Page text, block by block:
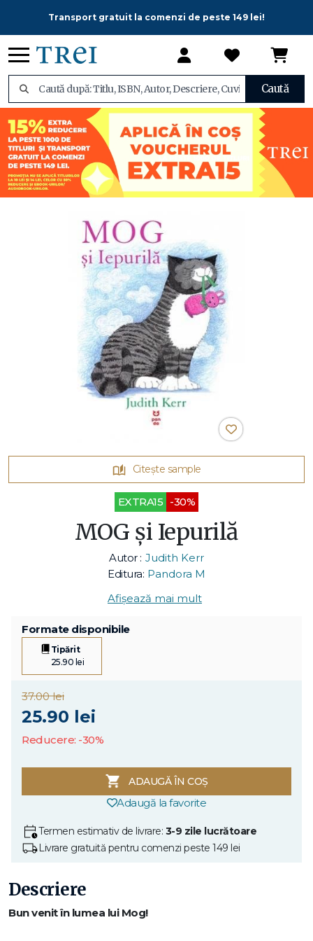
Transport gratuit la comenzi de peste 149 lei!
Caută
Citește sample
EXTRA15 -30%
MOG și Iepurilă
Autor : Judith Kerr
Editura: Pandora M
Afișează mai mult
Formate disponibile
Tipărit
25.90 lei
37.00 lei
25.90 lei
Reducere: -30%
ADAUGĂ ÎN COȘ
Adaugă la favorite
Termen estimativ de livrare: 3-9 zile lucrătoare
Livrare gratuită pentru comenzi peste 149 lei
Descriere
Bun venit în lumea lui Mog!